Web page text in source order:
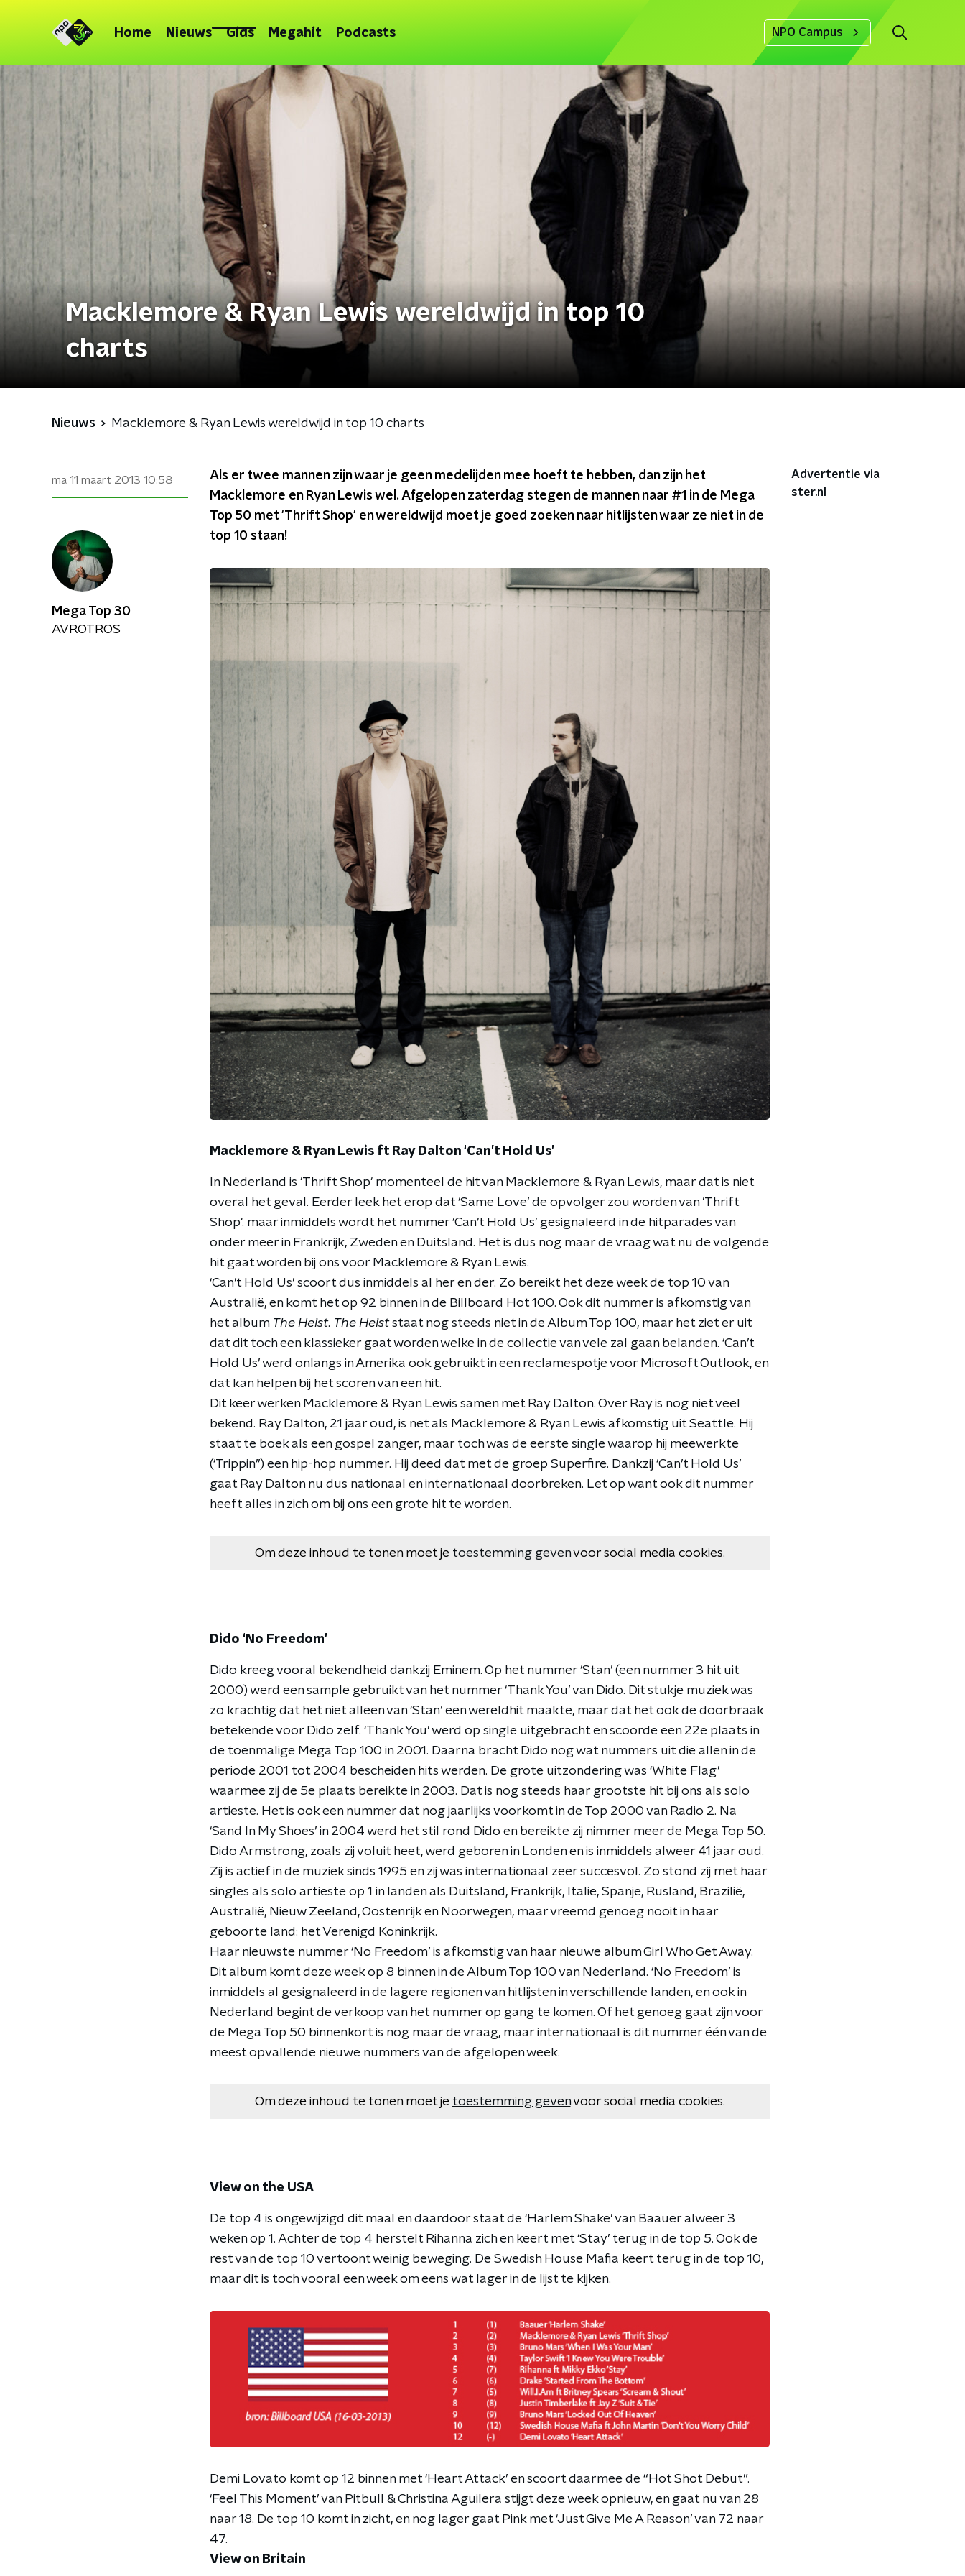
Home Nieuws Gids Megahit Podcasts NPO Campus
Macklemore & Ryan Lewis wereldwijd in top 10
charts
Nieuws Macklemore & Ryan Lewis wereldwijd in top 10 charts
ma 11 maart 2013 10:58
Als er twee mannen zijn waar je geen medelijden mee hoeft te hebben, dan zijn het
Macklemore en Ryan Lewis wel. Afgelopen zaterdag stegen de mannen naar #1 in de Mega
Top 50 met 'Thrift Shop' en wereldwijd moet je goed zoeken naar hitlijsten waar ze niet in de
top 10 staan!
Macklemore & Ryan Lewis ft Ray Dalton ‘Can’t Hold Us’
In Nederland is 'Thrift Shop' momenteel de hit van Macklemore & Ryan Lewis, maar dat is niet
overal het geval. Eerder leek het erop dat ‘Same Love’ de opvolger zou worden van 'Thrift
Shop'. maar inmiddels wordt het nummer ‘Can’t Hold Us’ gesignaleerd in de hitparades van
onder meer in Frankrijk, Zweden en Duitsland. Het is dus nog maar de vraag wat nu de volgende
hit gaat worden bij ons voor Macklemore & Ryan Lewis.
‘Can’t Hold Us’ scoort dus inmiddels al her en der. Zo bereikt het deze week de top 10 van
Australië, en komt het op 92 binnen in de Billboard Hot 100. Ook dit nummer is afkomstig van
het album The Heist. The Heiststaat nog steeds niet in de Album Top 100, maar het ziet er uit
dat dit toch een klassieker gaat worden welke in de collectie van vele zal gaan belanden. ‘Can’t
Hold Us’ werd onlangs in Amerika ook gebruikt in een reclamespotje voor Microsoft Outlook, en
dat kan helpen bij het scoren van een hit.
Dit keer werken Macklemore & Ryan Lewis samen met Ray Dalton. Over Ray is nog niet veel
bekend. Ray Dalton, 21 jaar oud, is net als Macklemore & Ryan Lewis afkomstig uit Seattle. Hij
staat te boek als een gospel zanger, maar toch was de eerste single waarop hij meewerkte
(‘Trippin’’) een hip-hop nummer. Hij deed dat met de groep Superfire. Dankzij ‘Can’t Hold Us’
gaat Ray Dalton nu dus nationaal en internationaal doorbreken. Let op want ook dit nummer
heeft alles in zich om bij ons een grote hit te worden.
Om deze inhoud te tonen moet je toestemming gevenvoor social media cookies.
Dido ‘No Freedom’
Dido kreeg vooral bekendheid dankzij Eminem. Op het nummer ‘Stan’ (een nummer 3 hit uit
2000) werd een sample gebruikt van het nummer ‘Thank You’ van Dido. Dit stukje muziek was
zo krachtig dat het niet alleen van ‘Stan’ een wereldhit maakte, maar dat het ook de doorbraak
betekende voor Dido zelf. ‘Thank You’ werd op single uitgebracht en scoorde een 22e plaats in
de toenmalige Mega Top 100 in 2001. Daarna bracht Dido nog wat nummers uit die allen in de
periode 2001 tot 2004 bescheiden hits werden. De grote uitzondering was ‘White Flag’
waarmee zij de 5e plaats bereikte in 2003. Dat is nog steeds haar grootste hit bij ons als solo
artieste. Het is ook een nummer dat nog jaarlijks voorkomt in de Top 2000 van Radio 2. Na
‘Sand In My Shoes’ in 2004 werd het stil rond Dido en bereikte zij nimmer meer de Mega Top 50.
Dido Armstrong, zoals zij voluit heet, werd geboren in Londen en is inmiddels alweer 41 jaar oud.
Zij is actief in de muziek sinds 1995 en zij was internationaal zeer succesvol. Zo stond zij met haar
singles als solo artieste op 1 in landen als Duitsland, Frankrijk, Italië, Spanje, Rusland, Brazilië,
Australië, Nieuw Zeeland, Oostenrijk en Noorwegen, maar vreemd genoeg nooit in haar
geboorte land: het Verenigd Koninkrijk.
Haar nieuwste nummer ‘No Freedom’ is afkomstig van haar nieuwe album Girl Who Get Away.
Dit album komt deze week op 8 binnen in de Album Top 100 van Nederland. ‘No Freedom’ is
inmiddels al gesignaleerd in de lagere regionen van hitlijsten in verschillende landen, en ook in
Nederland begint de verkoop van het nummer op gang te komen. Of het genoeg gaat zijn voor
de Mega Top 50 binnenkort is nog maar de vraag, maar internationaal is dit nummer één van de
meest opvallende nieuwe nummers van de afgelopen week.
Om deze inhoud te tonen moet je toestemming gevenvoor social media cookies.
View on the USA
De top 4 is ongewijzigd dit maal en daardoor staat de ‘Harlem Shake’ van Baauer alweer 3
weken op 1. Achter de top 4 herstelt Rihanna zich en keert met ‘Stay’ terug in de top 5. Ook de
rest van de top 10 vertoont weinig beweging. De Swedish House Mafia keert terug in de top 10,
maar dit is toch vooral een week om eens wat lager in de lijst te kijken.
Demi Lovato komt op 12 binnen met ‘Heart Attack’ en scoort daarmee de “Hot Shot Debut”.
‘Feel This Moment’ van Pitbull & Christina Aguilera stijgt deze week opnieuw, en gaat nu van 28
naar 18. De top 10 komt in zicht, en nog lager gaat Pink met ‘Just Give Me A Reason’ van 72 naar
47.
View on Britain
Advertentie via
ster.nl
Mega Top 30
AVROTROS